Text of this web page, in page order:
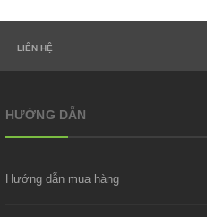
LIÊN HỆ
HƯỚNG DẪN
Hướng dẫn mua hàng